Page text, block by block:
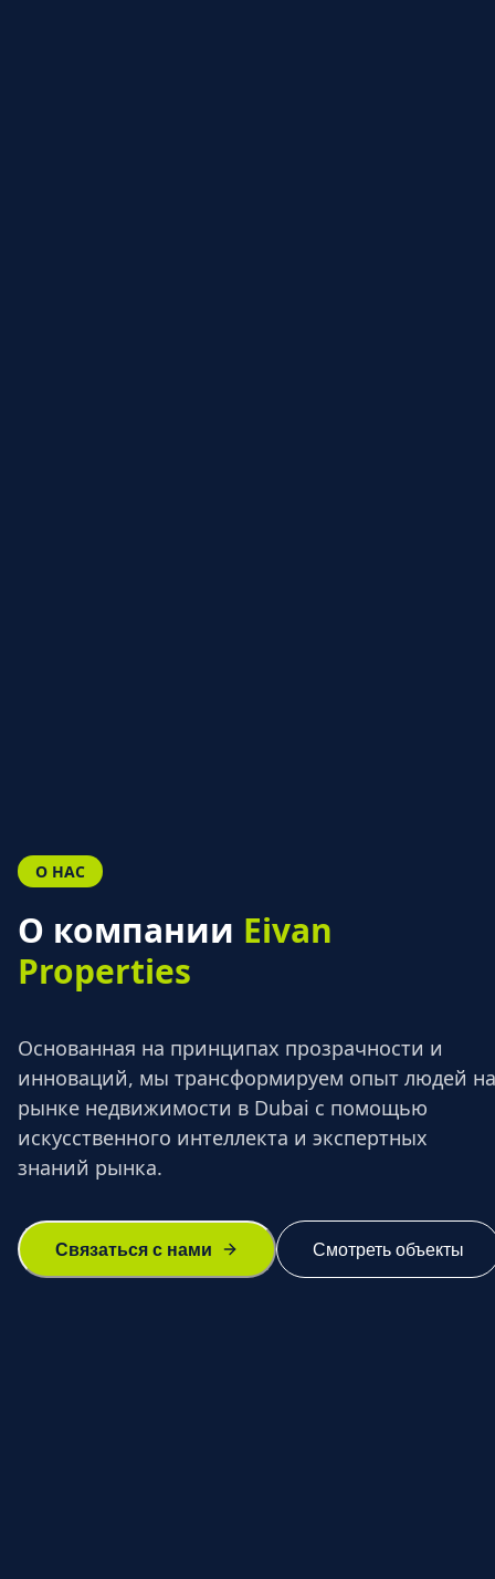
О НАС
О компании Eivan
Properties
Основанная на принципах прозрачности и
инноваций, мы трансформируем опыт людей на
рынке недвижимости в Dubai с помощью
искусственного интеллекта и экспертных
знаний рынка.
Связаться с нами Смотреть объекты